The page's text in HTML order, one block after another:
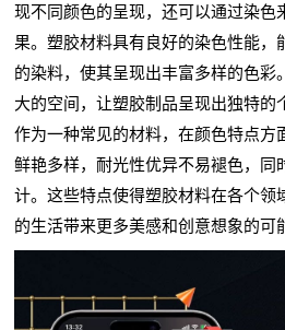
现不同颜色的呈现，还可以通过染色
果。塑胶材料具有良好的染色性能，
的染料，使其呈现出丰富多样的色彩
大的空间，让塑胶制品呈现出独特的
作为一种常见的材料，在颜色特点方
鲜艳多样，耐光性优异不易褪色，同
计。这些特点使得塑胶材料在各个领
的生活带来更多美感和创意想象的可